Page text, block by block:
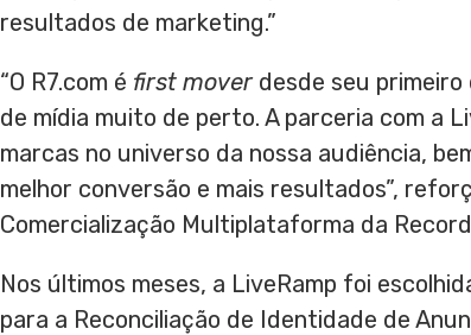
resultados de marketing.”
“O R7.com é first moverdesde seu primeiro
de mídia muito de perto. A parceria com a
marcas no universo da nossa audiência,
melhor conversão e mais resultados”,
Comercialização Multiplataforma da
Nos últimos meses, a LiveRamp foi
para a Reconciliação de Identidade de